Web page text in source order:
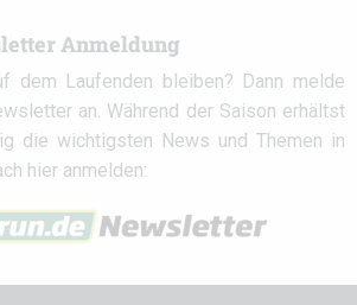
Anmeldung
dem Laufenden bleiben? Dann melde
an. Während der Saison erhältst
die wichtigsten News und Themen in
hier anmelden: